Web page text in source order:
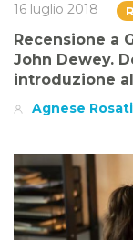
16 luglio 2018
Recensione a
John Dewey.
introduzione
Agnese Rosati